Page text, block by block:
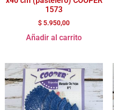
1573
$ 5.950,00
Añadir al carrito